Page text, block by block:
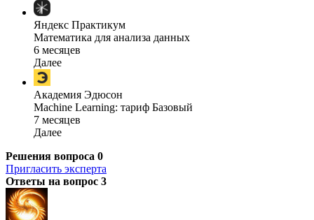
Яндекс Практикум
Математика для анализа данных
6 месяцев
Далее
Академия Эдюсон
Machine Learning: тариф Базовый
7 месяцев
Далее
Решения вопроса 0
Пригласить эксперта
Ответы на вопрос 3